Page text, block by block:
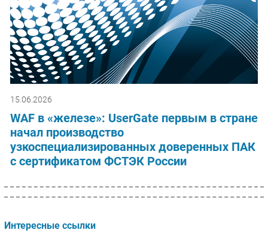
15.06.2026
WAF в «железе»: UserGate первым в стране
начал производство
узкоспециализированных доверенных ПАК
с сертификатом ФСТЭК России
Интересные ссылки